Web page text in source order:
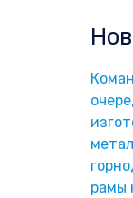
рамы